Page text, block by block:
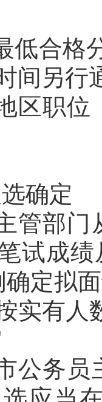
低合格
间另行
区职
确定
管部门
试成
确定拟
实有人
公务员